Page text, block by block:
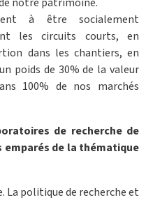
à être socialement
les circuits courts, en
dans les chantiers, en
poids de 30% de la valeur
100% de nos marchés
de recherche de
de la thématique
La politique de recherche et